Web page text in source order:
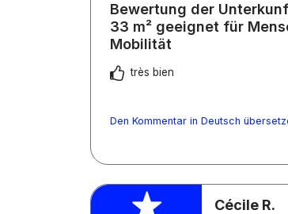
Bewertung der
33 m² geeignet für
Mobilität
très bien
Den Kommentar in Deutsch
Cécile R.